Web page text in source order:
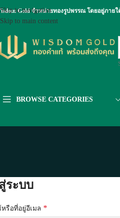
Skip to navigation
Skip to main content
Gold จำหน่ายทองรูปพรรณ โดยอยู่ภาย
BROWSE CATEGORIES
ระบบ
รือที่อยู่อีเมล *